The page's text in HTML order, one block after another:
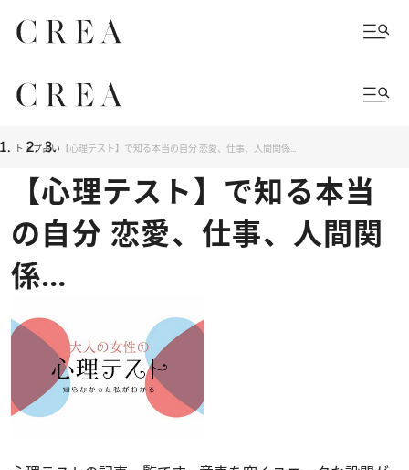
トップ占い 【心理テスト】で知る本当の自分 恋愛、仕事、人間関係…
【心理テスト】で知る本当
の自分 恋愛、仕事、人間関
係…